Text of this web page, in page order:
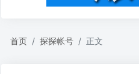
首页 探探帐号 正文